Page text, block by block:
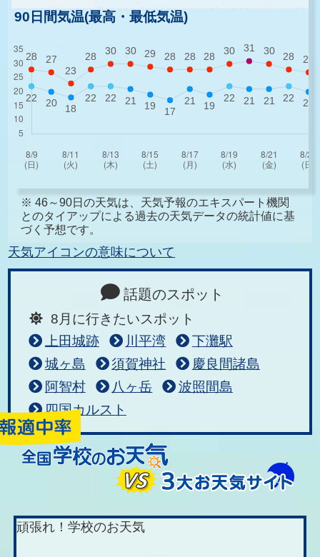
90日間気温(最高・最低気温)
※ 46～90日の天気は、天気予報のエキスパート機関
とのタイアップによる過去の天気データの統計値に基
づく予想です。
天気アイコンの意味について
話題のスポット
8月に行きたいスポット
上田城跡
川平湾
下灘駅
城ヶ島
須賀神社
慶良間諸島
阿智村
八ヶ岳
波照間島
四国カルスト
頑張れ！学校のお天気